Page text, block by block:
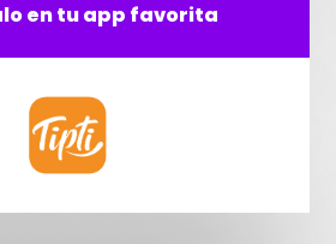
en tu app favorita